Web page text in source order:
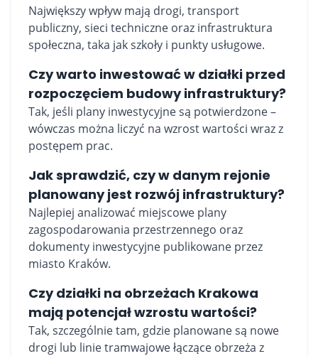
Największy wpływ mają drogi, transport
publiczny, sieci techniczne oraz infrastruktura
społeczna, taka jak szkoły i punkty usługowe.
Czy warto inwestować w działki przed
rozpoczęciem budowy infrastruktury?
Tak, jeśli plany inwestycyjne są potwierdzone –
wówczas można liczyć na wzrost wartości wraz z
postępem prac.
Jak sprawdzić, czy w danym rejonie
planowany jest rozwój infrastruktury?
Najlepiej analizować miejscowe plany
zagospodarowania przestrzennego oraz
dokumenty inwestycyjne publikowane przez
miasto Kraków.
Czy działki na obrzeżach Krakowa
mają potencjał wzrostu wartości?
Tak, szczególnie tam, gdzie planowane są nowe
drogi lub linie tramwajowe łączące obrzeża z